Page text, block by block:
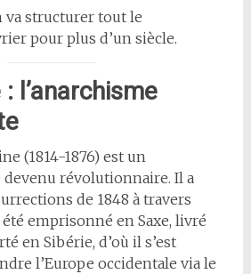
va structurer tout le
pour plus d’un siècle.
l’anarchisme
(1814-1876) est un
devenu révolutionnaire. Il a
de 1848 à travers
été emprisonné en Saxe, livré
en Sibérie, d’où il s’est
l’Europe occidentale via le